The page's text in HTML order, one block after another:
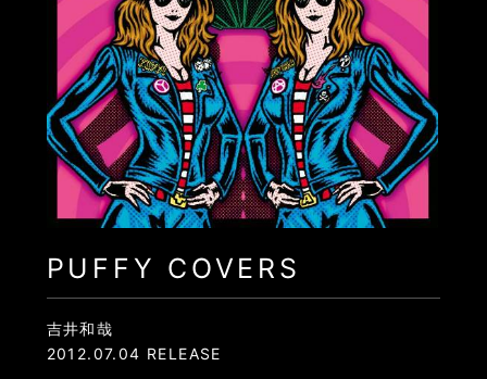
PUFFY COVERS
吉井和哉
2012.07.04 RELEASE